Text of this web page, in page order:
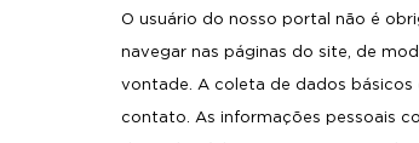
O usuário do nosso portal não é
navegar nas páginas do site, de
vontade. A coleta de dados básicos
contato. As informações pessoais